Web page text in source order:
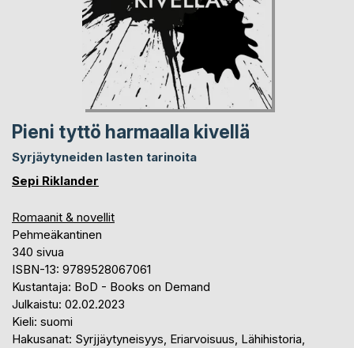
Pieni tyttö harmaalla kivellä
Syrjäytyneiden lasten tarinoita
Sepi Riklander
Romaanit & novellit
Pehmeäkantinen
340 sivua
ISBN-13: 9789528067061
Kustantaja: BoD - Books on Demand
Julkaistu: 02.02.2023
Kieli: suomi
Hakusanat: Syrjjäytyneisyys, Eriarvoisuus, Lähihistoria,